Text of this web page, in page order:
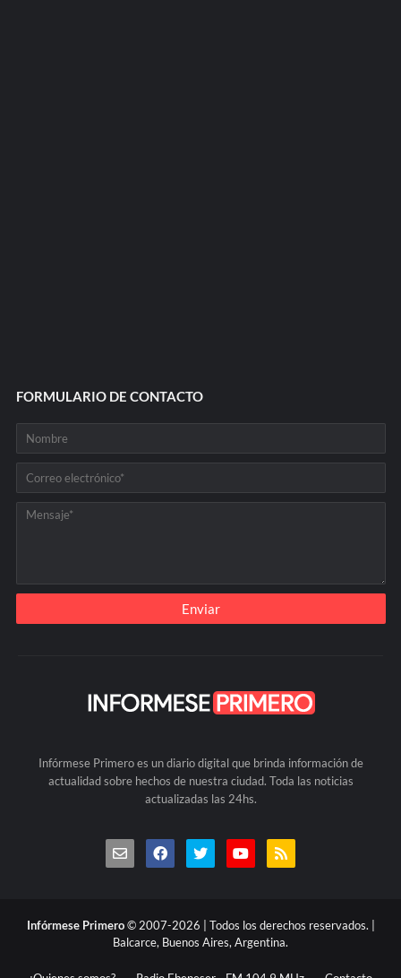
FORMULARIO DE CONTACTO
Infórmese Primero es un diario digital que brinda información de
actualidad sobre hechos de nuestra ciudad. Toda las noticias
actualizadas las 24hs.
Infórmese Primero© 2007-2026 | Todos los derechos reservados. |
Balcarce, Buenos Aires, Argentina.